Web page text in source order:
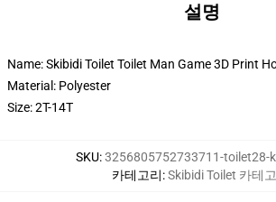
설명
Name: Skibidi Toilet Toilet Man Game 3D Print
Material: Polyester
Size: 2T-14T
SKU:3256805752733711-toilet28-
카테고리:Skibidi Toilet 카테